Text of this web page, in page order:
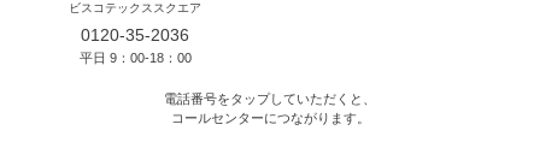
ビスコテックススクエア
0120-35-2036
平日 9：00-18：00
電話番号をタップしていただくと、
コールセンターにつながります。